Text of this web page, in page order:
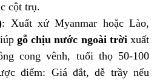
cột trụ.
: Xuất xứ Myanmar hoặc Lào,
gỗ chịu nước ngoài trờixuất
cong vênh, tuổi thọ 50-100
điểm: Giá đắt, dễ trầy nếu